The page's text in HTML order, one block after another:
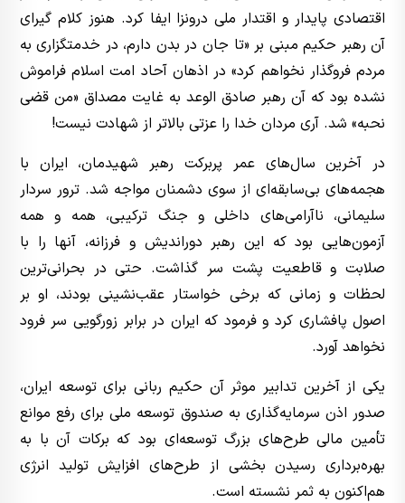
اقتصادی پایدار و اقتدار ملی درونزا ایفا کرد. هنوز کلام گیرای
آن رهبر حکیم مبنی بر «تا جان در بدن دارم، در خدمتگزاری به
مردم فروگذار نخواهم کرد» در اذهان آحاد امت اسلام فراموش
نشده بود که آن رهبر صادق الوعد به غایت مصداق «من قضی
نحبه» شد. آری مردان خدا را عزتی بالاتر از شهادت نیست!
در آخرین سال‌های عمر پربرکت رهبر شهیدمان، ایران با
هجمه‌های بی‌سابقه‌ای از سوی دشمنان مواجه شد. ترور سردار
سلیمانی، ناآرامی‌های داخلی و جنگ ترکیبی، همه و همه
آزمون‌هایی بود که این رهبر دوراندیش و فرزانه، آنها را با
صلابت و قاطعیت پشت سر گذاشت. حتی در بحرانی‌ترین
لحظات و زمانی که برخی خواستار عقب‌نشینی بودند، او بر
اصول پافشاری کرد و فرمود که ایران در برابر زورگویی سر فرود
نخواهد آورد.
یکی از آخرین تدابیر موثر آن حکیم ربانی برای توسعه ایران،
صدور اذن سرمایه‌گذاری به صندوق توسعه ملی برای رفع موانع
تأمین مالی طرح‌های بزرگ توسعه‌ای بود که برکات آن با به
بهره‌برداری رسیدن بخشی از طرح‌های افزایش تولید انرژی
هم‌اکنون به ثمر نشسته است.